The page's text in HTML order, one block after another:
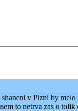
v Plzni by
to netrva zas o